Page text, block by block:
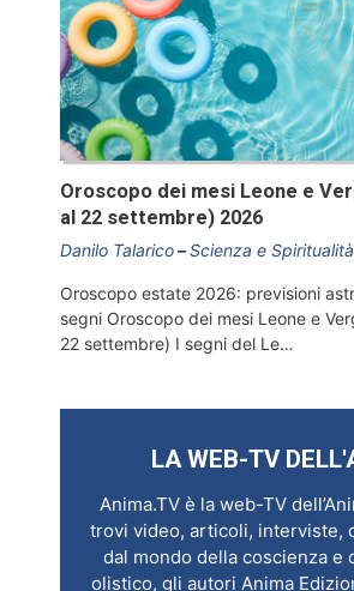
Oroscopo dei mesi Leone e
al 22 settembre) 2026
Danilo Talarico Scienza e Spiritualità
Oroscopo estate 2026: previsioni
segni Oroscopo dei mesi Leone e
22 settembre) I segni del Le…
LA WEB-TV
Anima.TV è la web-TV
trovi video, articoli, interviste,
dal mondo della coscienza e
olistico, gli autori Anima